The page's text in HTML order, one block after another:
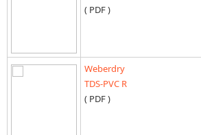
( PDF )
Weberdry
TDS-PVC R
( PDF )